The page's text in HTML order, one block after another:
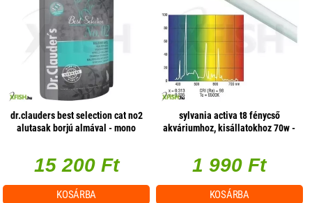
dr.clauders best selection cat no2
alutasak borjú almával - mono
15 200 Ft
KOSÁRBA
sylvania activa t8 fénycső
akváriumhoz, kisállatokhoz 70w -
1 990 Ft
KOSÁRBA